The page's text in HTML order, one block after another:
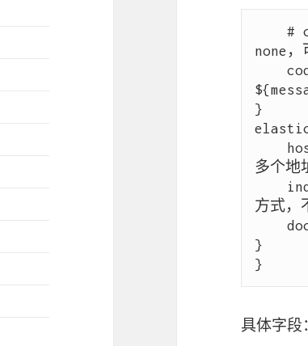
none，
}
多个地
方式，
}
具体字段：